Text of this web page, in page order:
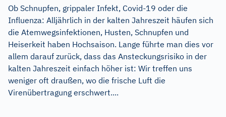
Ob Schnupfen, grippaler Infekt, Covid-19 oder die
Influenza: Alljährlich in der kalten Jahreszeit häufen sich
die Atemwegsinfektionen, Husten, Schnupfen und
Heiserkeit haben Hochsaison. Lange führte man dies vor
allem darauf zurück, dass das Ansteckungsrisiko in der
kalten Jahreszeit einfach höher ist: Wir treffen uns
weniger oft draußen, wo die frische Luft die
Virenübertragung erschwert....